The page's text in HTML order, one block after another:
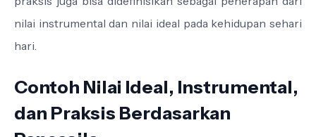
nilai instrumental dan nilai ideal pada kehidupan sehari
hari.
Contoh Nilai Ideal, Instrumental,
dan Praksis Berdasarkan